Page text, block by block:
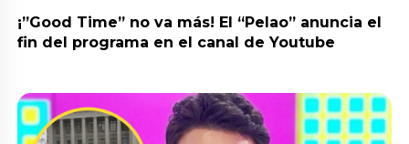
¡”Good Time” no va más! El “Pelao” anuncia el
fin del programa en el canal de Youtube